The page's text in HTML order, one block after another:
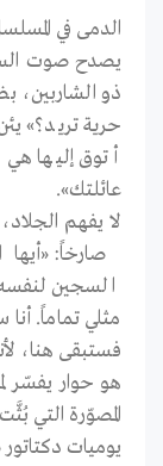
الدمى في
يصدح صوت
ذو الشاربين،
حرية تريد؟»
أتوق إليها
عائلتك».
لا يفهم
صارخاً:
السجين
مثلي تماماً.
فستبقى هنا،
المصوّرة التي
يوميات